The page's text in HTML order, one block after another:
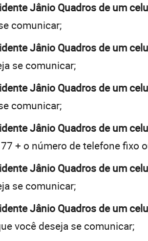
Jânio Quadros de um
comunicar;
Jânio Quadros de um
se comunicar;
Jânio Quadros de um
comunicar;
Jânio Quadros de um
+ o número de telefone fixo
Jânio Quadros de um
se comunicar;
Jânio Quadros de um
você deseja se comunicar;